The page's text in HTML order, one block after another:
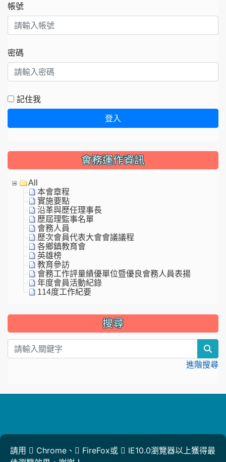
帳號
密碼
記住我
登入
會務運作資訊
All
本會章程
實施要點
沿革與歷任理事長
歷屆理監事名單
會務人員
歷次會員代表大會會議議程
各鄉鎮教育會
英雄榜
教育參訪
會務工作評量績優單位暨優良會務人員表揚
年度會員活動紀錄
114度工作紀要
搜尋
進階搜尋
請用 Chrome 、 FireFox或
IE10.0瀏覽器以上獲得最